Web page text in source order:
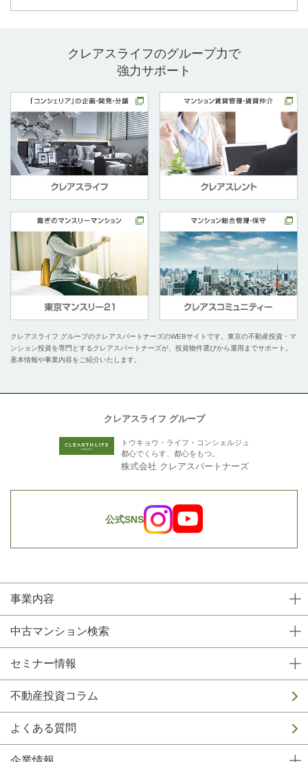
クレアスライフのグループ力で
強力サポート
クレアスライフ グループのクレアスパートナーズのWEBサイトです。 東京の不動産投資・マ
ンション投資を専門とするクレアスパートナーズが、投資物件選びから運用までサポート。
基本情報や事業内容をご紹介いたします。
トウキョウ・ライフ・コンシェルジュ
都心でくらす、都心をもつ。
株式会社 クレアスパートナーズ
公式SNS
クレアスライフ グループ
事業内容
中古マンション検索
セミナー情報
不動産投資コラム
よくある質問